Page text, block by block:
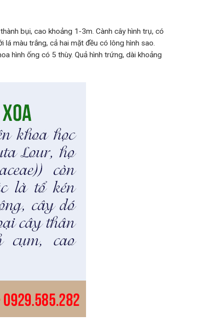
bụi, cao khoảng 1-3m. Cành cây hình trụ, có
màu trắng, cả hai mặt đều có lông hình sao.
hình ống có 5 thùy. Quả hình trứng, dài khoảng